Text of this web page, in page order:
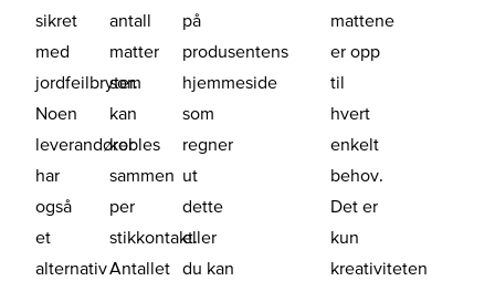
sikret
med
jordfeilbryter.
Noen
leverandører
har
også
et
alternativ
antall
matter
som
kan
kobles
sammen
per
stikkontakt.
Antallet
på
produsentens
hjemmeside
som
regner
ut
dette
eller
du kan
mattene
er opp
til
hvert
enkelt
behov.
Det er
kun
kreativiteten